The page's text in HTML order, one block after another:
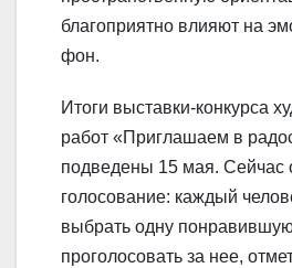
благоприятно влияют на
фон.
Итоги выставки-конкурса
работ «Приглашаем в
подведены 15 мая. Сейчас
голосование: каждый
выбрать одну
проголосовать за нее,